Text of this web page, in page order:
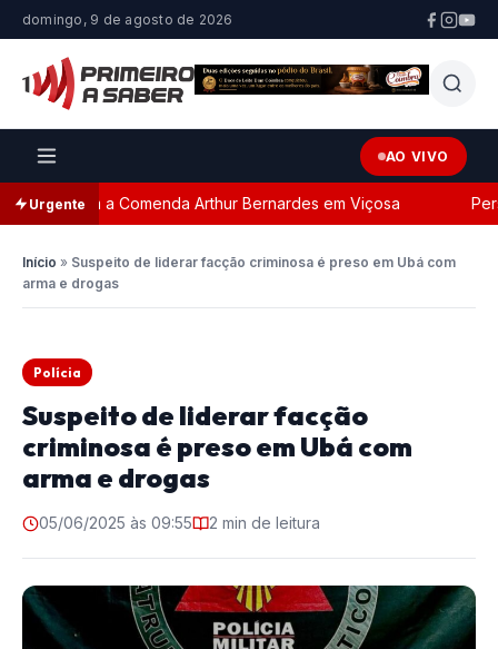
domingo, 9 de agosto de 2026
AO VIVO
Urgente
com a Comenda Arthur Bernardes em Viçosa
Início » Suspeito de liderar facção criminosa é preso em Ubá com
arma e drogas
Polícia
Suspeito de liderar facção
criminosa é preso em Ubá com
arma e drogas
05/06/2025 às 09:55 2 min de leitura